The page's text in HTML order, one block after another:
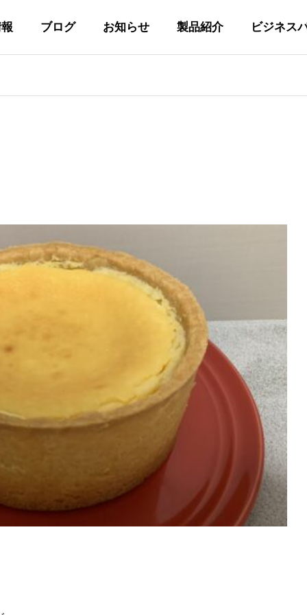
ブログ お知らせ 製品紹介 ビジネス
アクセス
ACCESS